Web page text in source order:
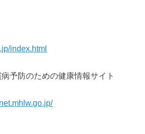
index.html
予防のための健康情報サイト